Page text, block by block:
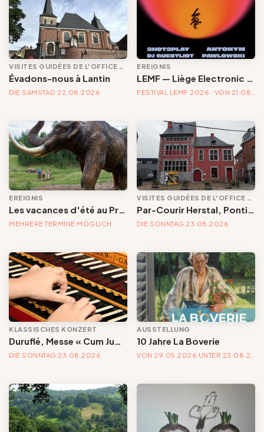
VISITES GUIDÉES DE L'OFFICE DE TOURISME
Évadons-nous à Lantin
DIE SAMSTAG 22.08.2026
EREIGNIS
LEMF — Liège Electronic Music Festival | Festival électronique — 21, 22 & 23 août 2026
EREIGNIS
Les vacances d'été au Préhistomuseum | un été à la ferme !
MEHRERE TERMINE MÖGLICH
VISITES GUIDÉES DE L'OFFICE DE TOURISME
Par-Courir Herstal, Pontisse, Rhées...
DIE SONNTAG 23.08.2026
KLASSISCHES KONZERT
Duruflé, Messe « Cum Jubilo »
DIE SONNTAG 23.08.2026
AUSSTELLUNG
10 Jahre La Boverie